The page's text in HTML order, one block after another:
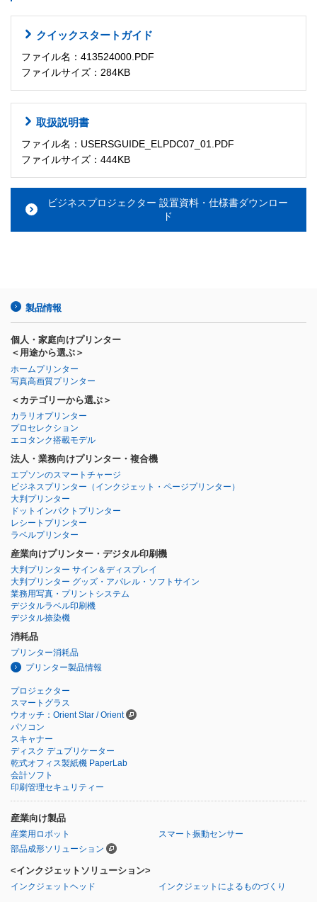
クイックスタートガイド
ファイル名：413524000.PDF
ファイルサイズ：284KB
取扱説明書
ファイル名：USERSGUIDE_ELPDC07_01.PDF
ファイルサイズ：444KB
ビジネスプロジェクター 設置資料・仕様書ダウンロー
ド
製品情報
個人・家庭向けプリンター
＜用途から選ぶ＞
ホームプリンター
写真高画質プリンター
＜カテゴリーから選ぶ＞
カラリオプリンター
プロセレクション
エコタンク搭載モデル
法人・業務向けプリンター・複合機
エプソンのスマートチャージ
ビジネスプリンター （インクジェット・ページプリンター）
大判プリンター
ドットインパクトプリンター
レシートプリンター
ラベルプリンター
産業向けプリンター・デジタル印刷機
大判プリンター サイン＆ディスプレイ
大判プリンター グッズ・アパレル・ソフトサイン
業務用写真・プリントシステム
デジタルラベル印刷機
デジタル捺染機
消耗品
プリンター消耗品
プリンター製品情報
プロジェクター
スマートグラス
ウオッチ：Orient Star / Orient
パソコン
スキャナー
ディスク デュプリケーター
乾式オフィス製紙機 PaperLab
会計ソフト
印刷管理セキュリティー
産業向け製品
産業用ロボット
スマート振動センサー
部品成形ソリューション
<インクジェットソリューション>
インクジェットヘッド インクジェットによるものづくり